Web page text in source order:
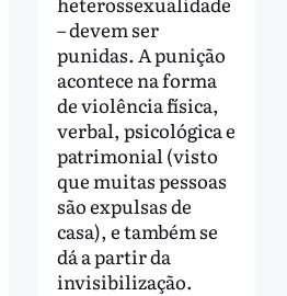
– devem ser
punidas. A punição
acontece na forma
de violência física,
verbal, psicológica e
patrimonial (visto
que muitas pessoas
são expulsas de
casa), e também se
dá a partir da
invisibilização.